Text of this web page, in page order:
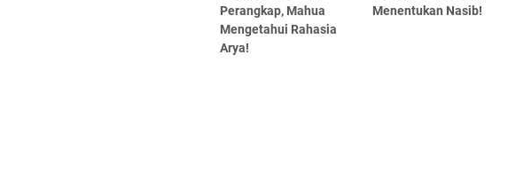
Perangkap, Mahua
Mengetahui Rahasia
Arya!
Menentukan Nasib!